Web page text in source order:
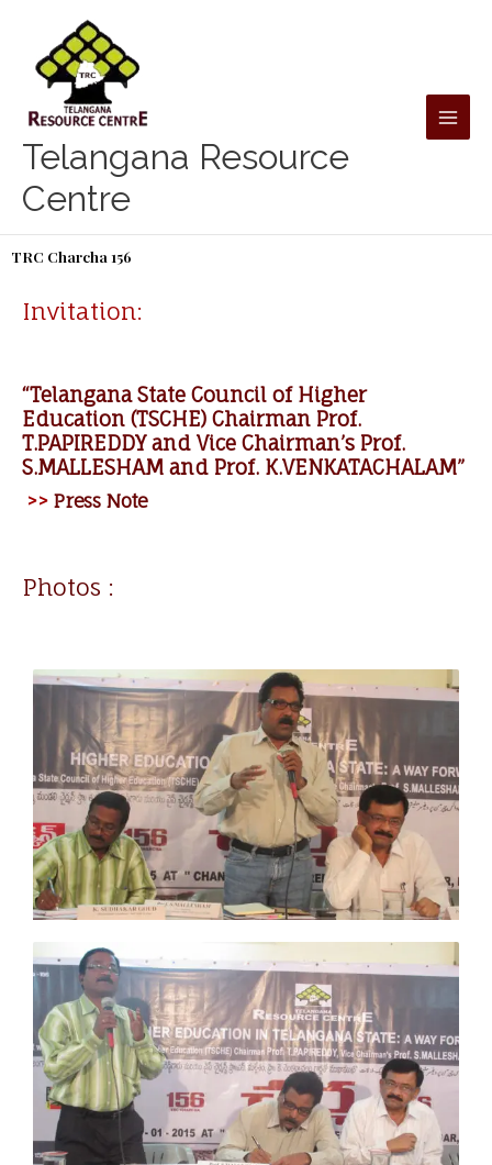
content
Telangana Resource
Centre
TRC Charcha 156
Invitation:
“Telangana State Council of Higher
Education (TSCHE) Chairman Prof.
T.PAPIREDDY and Vice Chairman’s Prof.
S.MALLESHAM and Prof. K.VENKATACHALAM”
>> Press Note
Photos :